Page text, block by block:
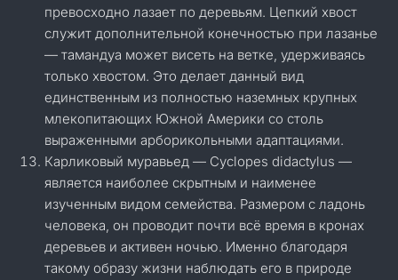
превосходно лазает по деревьям. Цепкий хвост
служит дополнительной конечностью при лазанье
— тамандуа может висеть на ветке, удерживаясь
только хвостом. Это делает данный вид
единственным из полностью наземных крупных
млекопитающих Южной Америки со столь
выраженными арборикольными адаптациями.
Карликовый муравьед — Cyclopes didactylus —
является наиболее скрытным и наименее
изученным видом семейства. Размером с ладонь
человека, он проводит почти всё время в кронах
деревьев и активен ночью. Именно благодаря
такому образу жизни наблюдать его в природе